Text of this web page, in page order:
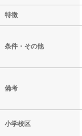
特徴
条件・その他
備考
小学校区